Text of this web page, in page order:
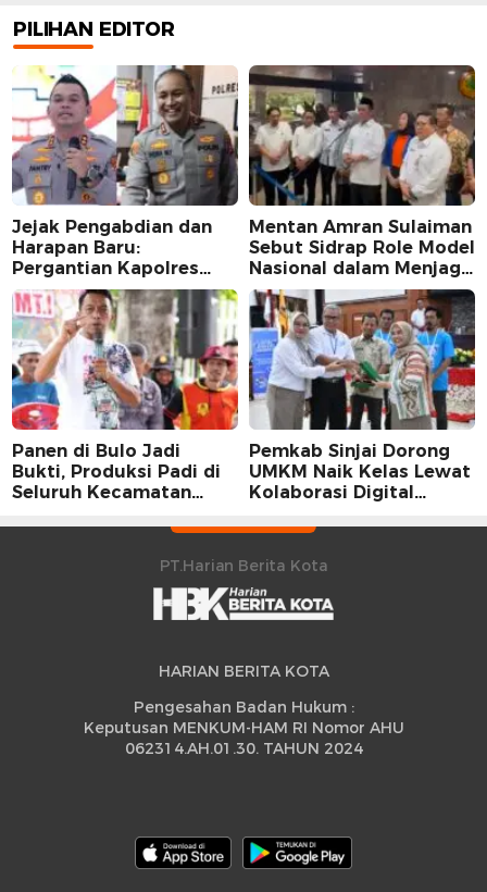
PILIHAN EDITOR
Jejak Pengabdian dan
Harapan Baru:
Pergantian Kapolres
Sidrap dalam Perspektif
Karier Dua Perwira
Mentan Amran Sulaiman
Sebut Sidrap Role Model
Nasional dalam Menjaga
Stabilitas Harga Telur
Panen di Bulo Jadi
Bukti, Produksi Padi di
Seluruh Kecamatan
Peningkatan
Pemkab Sinjai Dorong
UMKM Naik Kelas Lewat
Kolaborasi Digital
PT.Harian Berita Kota
HARIAN BERITA KOTA
Pengesahan Badan Hukum :
Keputusan MENKUM-HAM RI Nomor AHU
062314.AH.01.30. TAHUN 2024